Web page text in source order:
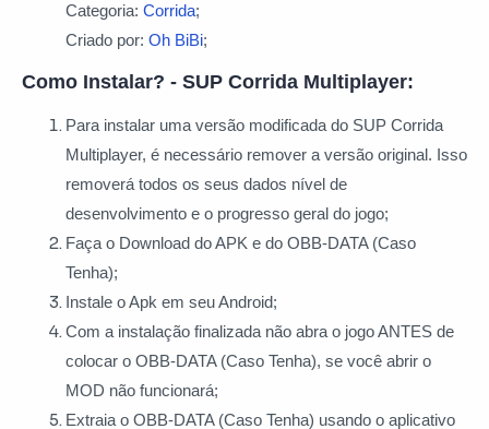
Categoria: Corrida;
Criado por: Oh BiBi;
Como Instalar? - SUP Corrida Multiplayer:
Para instalar uma versão modificada do SUP Corrida
Multiplayer, é necessário remover a versão original. Isso
removerá todos os seus dados nível de
desenvolvimento e o progresso geral do jogo;
Faça o Download do APK e do OBB-DATA (Caso
Tenha);
Instale o Apk em seu Android;
Com a instalação finalizada não abra o jogo ANTES de
colocar o OBB-DATA (Caso Tenha), se você abrir o
MOD não funcionará;
Extraia o OBB-DATA (Caso Tenha) usando o aplicativo